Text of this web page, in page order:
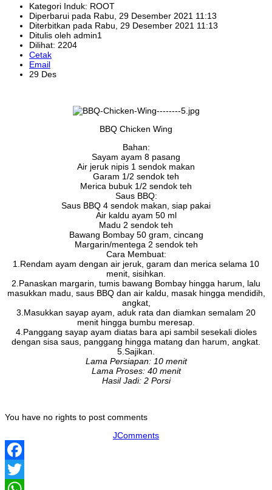
Kategori Induk: ROOT
Diperbarui pada Rabu, 29 Desember 2021 11:13
Diterbitkan pada Rabu, 29 Desember 2021 11:13
Ditulis oleh admin1
Dilihat: 2204
Cetak
Email
29 Des
BBQ Chicken Wing
Bahan:
Sayam ayam 8 pasang
Air jeruk nipis 1 sendok makan
Garam 1/2 sendok teh
Merica bubuk 1/2 sendok teh
Saus BBQ:
Saus BBQ 4 sendok makan, siap pakai
Air kaldu ayam 50 ml
Madu 2 sendok teh
Bawang Bombay 50 gram, cincang
Margarin/mentega 2 sendok teh
Cara Membuat:
1.Rendam ayam dengan air jeruk, garam dan merica selama 10
menit, sisihkan.
2.Panaskan margarin, tumis bawang Bombay hingga harum, lalu
masukkan madu, saus BBQ dan air kaldu, masak hingga mendidih,
angkat,
3.Masukkan sayap ayam, aduk rata dan diamkan semalam 20
menit hingga bumbu meresap.
4.Panggang sayap ayam diatas bara api sambil sesekali dioles
dengan sisa saus, panggang hingga matang dan harum, angkat.
5.Sajikan.
Lama Persiapan: 10 menit
Lama Proses: 40 menit
Hasil Jadi: 2 Porsi
You have no rights to post comments
JComments
Facebook